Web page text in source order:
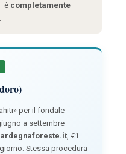
è completamente
per il fondale
a settembre
, €1
Stessa procedura